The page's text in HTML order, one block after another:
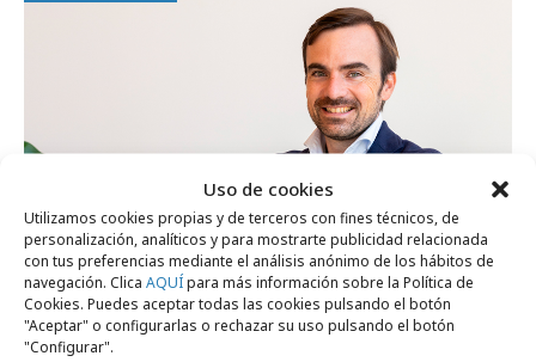
Uso de cookies
Utilizamos cookies propias y de terceros con fines técnicos, de
personalización, analíticos y para mostrarte publicidad relacionada
con tus preferencias mediante el análisis anónimo de los hábitos de
navegación. Clica AQUÍpara más información sobre la Política de
Cookies. Puedes aceptar todas las cookies pulsando el botón
"Aceptar" o configurarlas o rechazar su uso pulsando el botón
"Configurar".
lunes, 13 de julio 2026